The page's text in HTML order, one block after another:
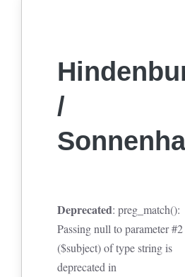
/
Deprecated: preg_match():
Passing null to parameter #2
($subject) of type string is
deprecated in